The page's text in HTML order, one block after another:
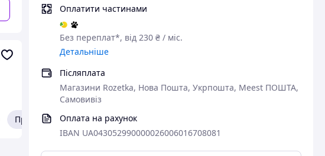
Оплатити частинами
Без переплат*, від 230 ₴ / міс.
Детальніше
Післяплата
Магазини Rozetka, Нова Пошта, Укрпошта, Meest ПОШТА,
Самовивіз
Оплата на рахунок
IBAN UA043052990000026006016708081
Про продавця